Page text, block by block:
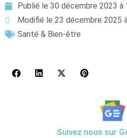
Publié le 30 décembre 2023 à
Modifié le 23 décembre 2025
Santé & Bien-être
Suivez nous sur